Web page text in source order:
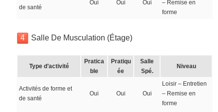
de santé
Oui Oui Oui
– Remise en
forme
4 Salle De Musculation (Étage)
Type d’activité
Pratica
ble
Pratiqu
ée
Salle
Spé.
Niveau
Activités de forme et
de santé
Oui Oui Oui
Loisir – Entretien
– Remise en
forme